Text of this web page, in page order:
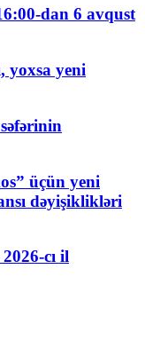
dan 6 avqust
yoxsa yeni
üçün yeni
dəyişiklikləri
cı il